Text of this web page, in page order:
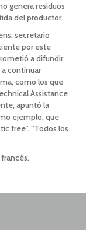
genera residuos
del productor.
secretario
por este
a difundir
continuar
como los que
Assistance
apuntó la
ejemplo, que
free”. “Todos los